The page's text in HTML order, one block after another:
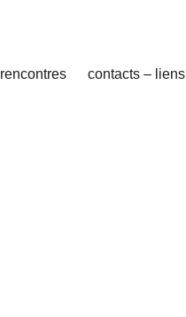
rencontres contacts – liens